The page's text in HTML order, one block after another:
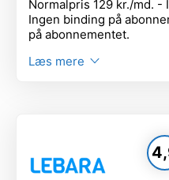
Normalpris 129 kr./md.
Ingen binding på
på abonnementet.
Læs mere